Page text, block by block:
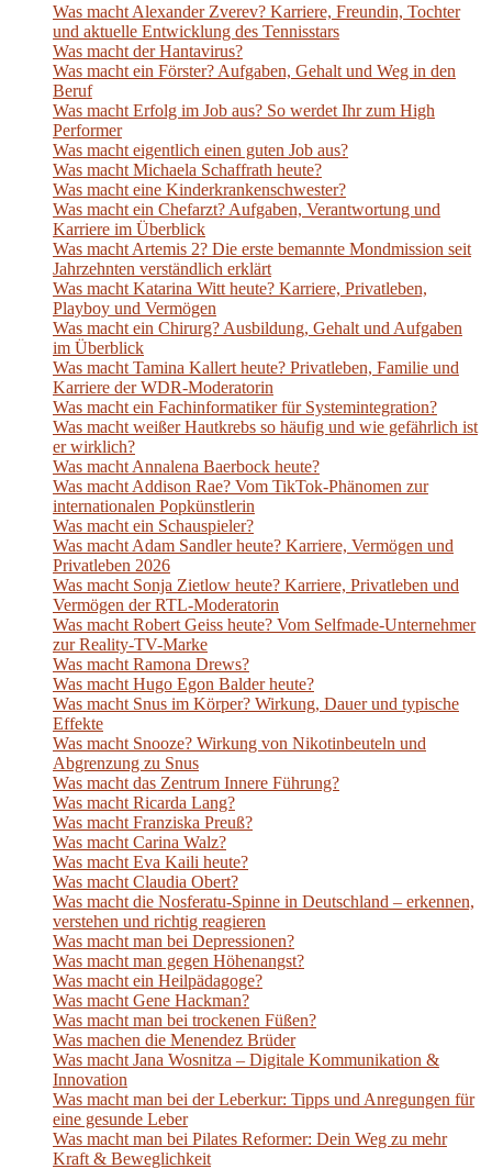
Was macht Alexander Zverev? Karriere, Freundin, Tochter
und aktuelle Entwicklung des Tennisstars
Was macht der Hantavirus?
Was macht ein Förster? Aufgaben, Gehalt und Weg in den
Beruf
Was macht Erfolg im Job aus? So werdet Ihr zum High
Performer
Was macht eigentlich einen guten Job aus?
Was macht Michaela Schaffrath heute?
Was macht eine Kinderkrankenschwester?
Was macht ein Chefarzt? Aufgaben, Verantwortung und
Karriere im Überblick
Was macht Artemis 2? Die erste bemannte Mondmission seit
Jahrzehnten verständlich erklärt
Was macht Katarina Witt heute? Karriere, Privatleben,
Playboy und Vermögen
Was macht ein Chirurg? Ausbildung, Gehalt und Aufgaben
im Überblick
Was macht Tamina Kallert heute? Privatleben, Familie und
Karriere der WDR-Moderatorin
Was macht ein Fachinformatiker für Systemintegration?
Was macht weißer Hautkrebs so häufig und wie gefährlich ist
er wirklich?
Was macht Annalena Baerbock heute?
Was macht Addison Rae? Vom TikTok-Phänomen zur
internationalen Popkünstlerin
Was macht ein Schauspieler?
Was macht Adam Sandler heute? Karriere, Vermögen und
Privatleben 2026
Was macht Sonja Zietlow heute? Karriere, Privatleben und
Vermögen der RTL-Moderatorin
Was macht Robert Geiss heute? Vom Selfmade-Unternehmer
zur Reality-TV-Marke
Was macht Ramona Drews?
Was macht Hugo Egon Balder heute?
Was macht Snus im Körper? Wirkung, Dauer und typische
Effekte
Was macht Snooze? Wirkung von Nikotinbeuteln und
Abgrenzung zu Snus
Was macht das Zentrum Innere Führung?
Was macht Ricarda Lang?
Was macht Franziska Preuß?
Was macht Carina Walz?
Was macht Eva Kaili heute?
Was macht Claudia Obert?
Was macht die Nosferatu-Spinne in Deutschland – erkennen,
verstehen und richtig reagieren
Was macht man bei Depressionen?
Was macht man gegen Höhenangst?
Was macht ein Heilpädagoge?
Was macht Gene Hackman?
Was macht man bei trockenen Füßen?
Was machen die Menendez Brüder
Was macht Jana Wosnitza – Digitale Kommunikation &
Innovation
Was macht man bei der Leberkur: Tipps und Anregungen für
eine gesunde Leber
Was macht man bei Pilates Reformer: Dein Weg zu mehr
Kraft & Beweglichkeit